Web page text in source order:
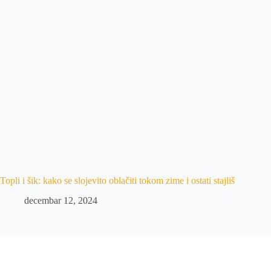
Topli i šik: kako se slojevito oblačiti tokom zime i ostati stajliš
decembar 12, 2024